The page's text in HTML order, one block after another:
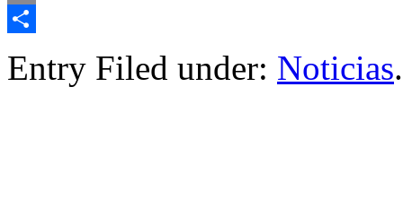
Email
Entry Filed under: Noticias